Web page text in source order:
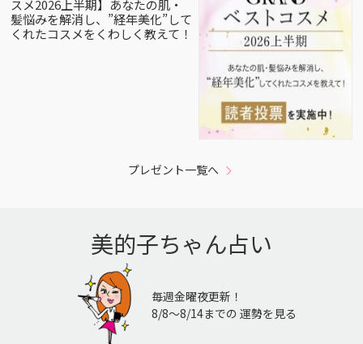
スメ2026上半期】あなたの肌・
髪悩みを解消し、”経年美化”して
くれたコスメをくわしく教えて！
プレゼント一覧へ
美的子ちゃん占い
毎週金曜夜更新！
8/8〜8/14までの 運勢を見る